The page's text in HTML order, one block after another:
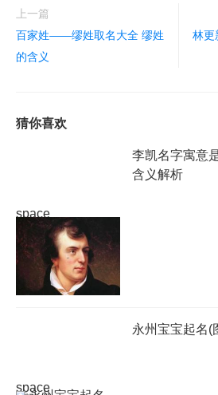
上一篇
百家姓——缪姓取名大全 缪姓
的含义
林更
猜你喜欢
space
李凯名字寓意
含义解析
space
永州宝宝起名(